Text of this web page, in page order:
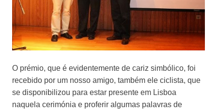
O prémio, que é evidentemente de cariz simbólico, foi
recebido por um nosso amigo, também ele ciclista, que
se disponibilizou para estar presente em Lisboa
naquela cerimónia e proferir algumas palavras de